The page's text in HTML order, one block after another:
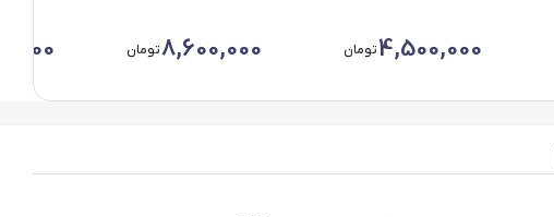
4,500,000تومان 8,600,000تومان